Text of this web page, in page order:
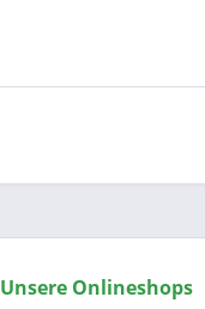
Unsere Onlineshops